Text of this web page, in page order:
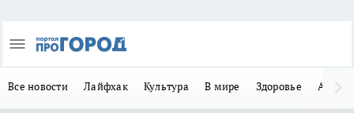
Все новости Лайфхак Культура В мире Здоровье Авто